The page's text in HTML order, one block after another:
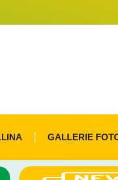
GALLERIE